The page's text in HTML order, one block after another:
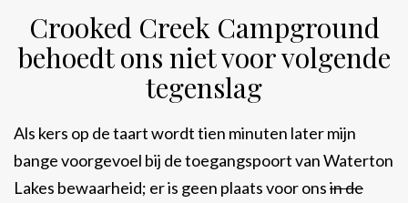
Crooked Creek Campground
behoedt ons niet voor volgende
tegenslag
Als kers op de taart wordt tien minuten later mijn
bange voorgevoel bij de toegangspoort van Waterton
Lakes bewaarheid; er is geen plaats voor onsin de